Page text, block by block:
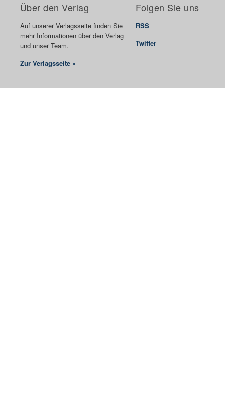
Über den Verlag
Auf unserer Verlagsseite finden Sie
mehr Informationen über den Verlag
und unser Team.
Zur Verlagsseite »
Folgen Sie uns
RSS
Twitter